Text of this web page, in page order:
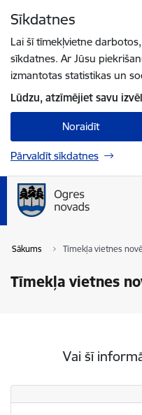
Sīkdatnes
Lai šī tīmekļvietne
sīkdatnes. Ar Jūsu
izmantotas statistikas un
Lūdzu, atzīmējiet savu
Noraidīt
Pārvaldīt sīkdatnes
Sākums Tīmekļa vietnes
Tīmekļa vietnes
Vai šī
Vai šī informācija bija